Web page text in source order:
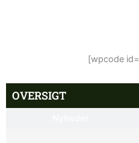
[wpcode
OVERSIGT